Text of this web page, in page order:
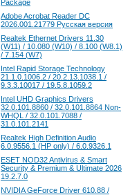
Package
Adobe Acrobat Reader DC
2026.001.21779 Русская версия
Realtek Ethernet Drivers 11.30
(W11) / 10.080 (W10) / 8.100 (W8.1)
/ 7.154 (W7)
Intel Rapid Storage Technology
21.1.0.1006.2 / 20.2.13.1038.1 /
9.3.3.10017 / 19.5.8.1059.2
Intel UHD Graphics Drivers
32.0.101.8860 / 32.0.101.8864 Non-
WHQL / 32.0.101.7088 /
31.0.101.2141
Realtek High Definition Audio
6.0.9556.1 (HP only) / 6.0.9326.1
ESET NOD32 Antivirus & Smart
Security & Premium & Ultimate 2026
19.2.7.0
NVIDIA GeForce Driver 610.88 /